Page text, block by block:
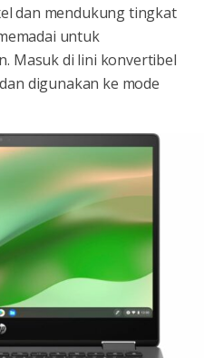
dan mendukung tingkat
untuk
Masuk di lini konvertibel
digunakan ke mode